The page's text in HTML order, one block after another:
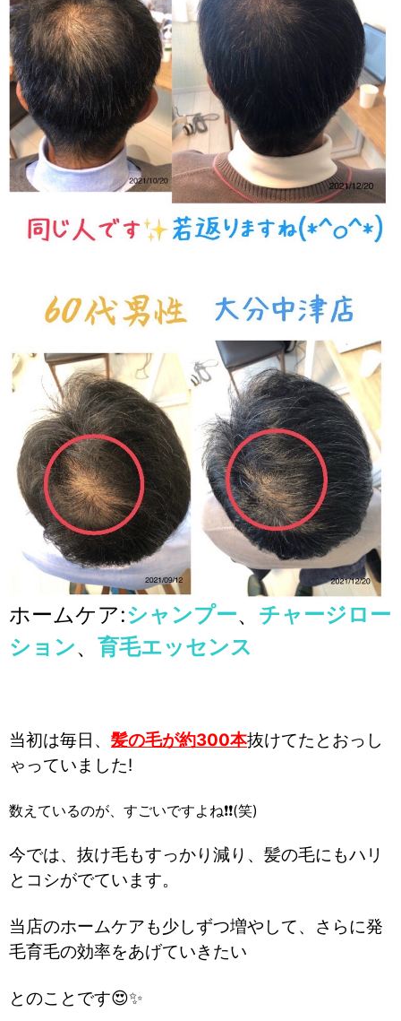
ホームケア:シャンプー、 チャージロー
ション、 育毛エッセンス
当初は毎日、 髪の毛が約300本抜けてたとおっし
ゃっていました!
数えているのが、すごいですよね❗❗(笑)
今では、抜け毛もすっかり減り、髪の毛にもハリ
とコシがでています。
当店のホームケアも少しずつ増やして、さらに発
毛育毛の効率をあげていきたい
とのことです😍✨